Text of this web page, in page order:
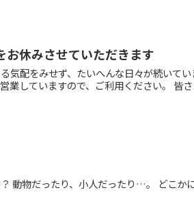
お休みさせていただきます
気配をみせず、たいへんな日々が続いて
業していますので、ご利用ください。 皆
動物だったり、小人だったり…。 どこ